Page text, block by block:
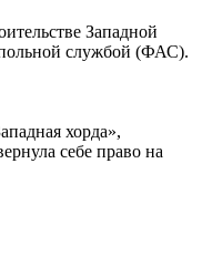
Западной
службой (ФАС).
хорда»,
себе право на